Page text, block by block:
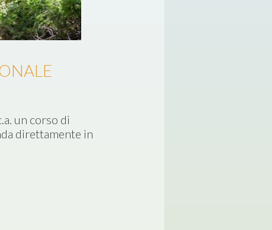
un corso di
direttamente in